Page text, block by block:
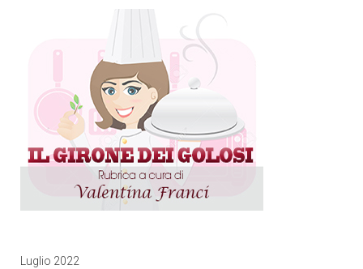
Luglio 2022